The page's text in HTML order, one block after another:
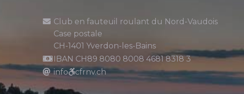
Club en fauteuil roulant du Nord-Vaudois
Case postale
CH-1401 Yverdon-les-Bains
IBAN CH89 8080 8008 4681 8318 3
info
cfrnv.ch